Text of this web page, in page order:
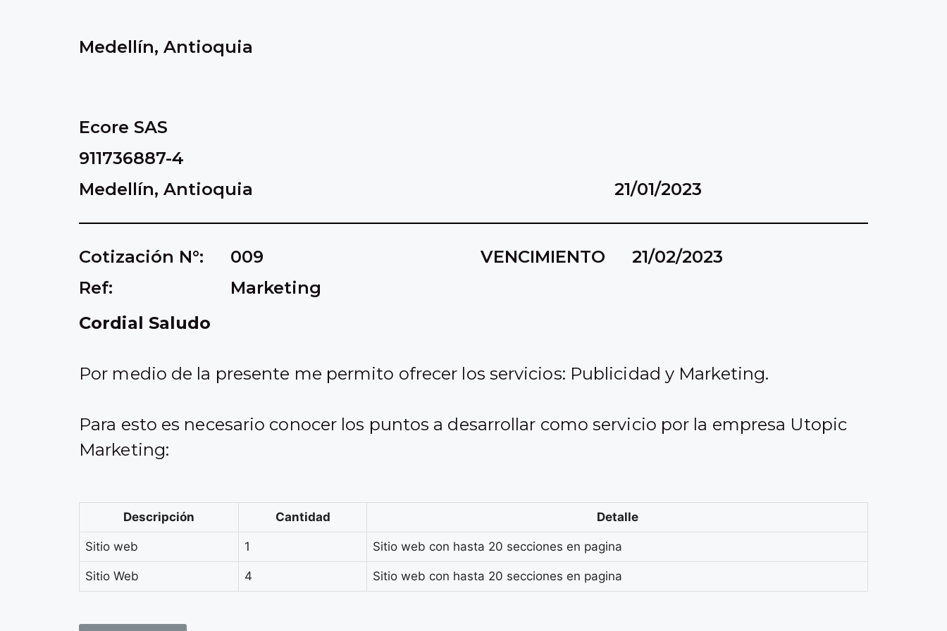
Medellín, Antioquia
Ecore SAS
911736887-4
Medellín, Antioquia
21/01/2023
Cotización N°:
Ref:
009
Marketing
VENCIMIENTO 21/02/2023
Cordial Saludo
Por medio de la presente me permito ofrecer los servicios: Publicidad y Marketing.
Para esto es necesario conocer los puntos a desarrollar como servicio por la empresa Utopic
Marketing:
Descripción Cantidad Detalle
Sitio web 1 Sitio web con hasta 20 secciones en pagina
Sitio Web 4 Sitio web con hasta 20 secciones en pagina